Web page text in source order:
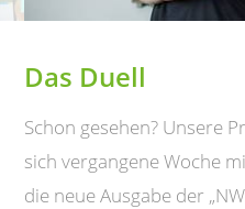
Das Duell
Schon gesehen? Unsere
sich vergangene Woche
die neue Ausgabe der